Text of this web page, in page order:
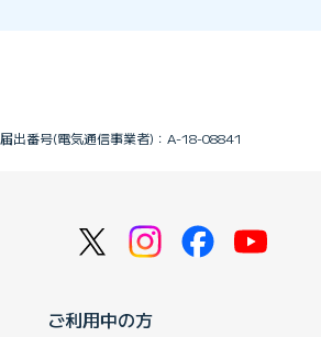
届出番号(電気通信事業者)：A-18-08841
ご利用中の方